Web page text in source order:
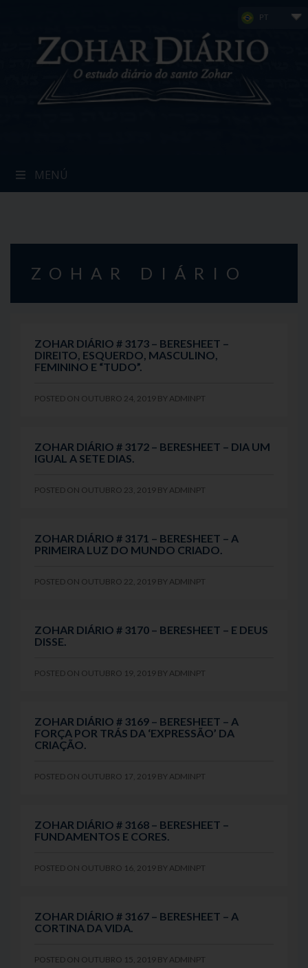
PT
MENÚ
ZOHAR DIÁRIO
ZOHAR DIÁRIO # 3173 – BERESHEET –
DIREITO, ESQUERDO, MASCULINO,
FEMININO E “TUDO”.
POSTED ON OUTUBRO 24, 2019 BY ADMINPT
ZOHAR DIÁRIO # 3172 – BERESHEET – DIA UM
IGUAL A SETE DIAS.
POSTED ON OUTUBRO 23, 2019 BY ADMINPT
ZOHAR DIÁRIO # 3171 – BERESHEET – A
PRIMEIRA LUZ DO MUNDO CRIADO.
POSTED ON OUTUBRO 22, 2019 BY ADMINPT
ZOHAR DIÁRIO # 3170 – BERESHEET – E DEUS
DISSE.
POSTED ON OUTUBRO 19, 2019 BY ADMINPT
ZOHAR DIÁRIO # 3169 – BERESHEET – A
FORÇA POR TRÁS DA ‘EXPRESSÃO’ DA
CRIAÇÃO.
POSTED ON OUTUBRO 17, 2019 BY ADMINPT
ZOHAR DIÁRIO # 3168 – BERESHEET –
FUNDAMENTOS E CORES.
POSTED ON OUTUBRO 16, 2019 BY ADMINPT
ZOHAR DIÁRIO # 3167 – BERESHEET – A
CORTINA DA VIDA.
POSTED ON OUTUBRO 15, 2019 BY ADMINPT